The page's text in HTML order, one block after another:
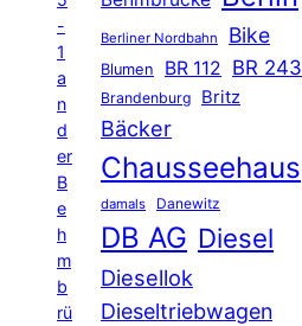
-
1
a
n
d
er
B
e
h
m
b
rü
Berliner Nordbahn Bike
Blumen BR 112 BR 243
Brandenburg Britz
Bäcker
Chausseehaus
damals Danewitz
DB AG Diesel
Diesellok
Dieseltriebwagen